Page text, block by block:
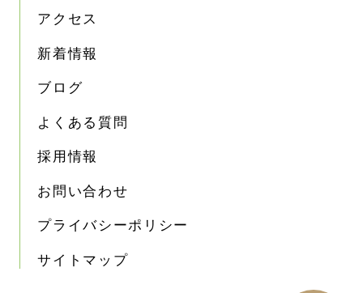
アクセス
新着情報
ブログ
よくある質問
採用情報
お問い合わせ
プライバシーポリシー
サイトマップ